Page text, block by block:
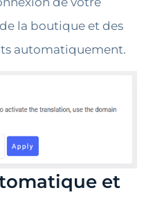
la boutique et des
automatiquement.
et